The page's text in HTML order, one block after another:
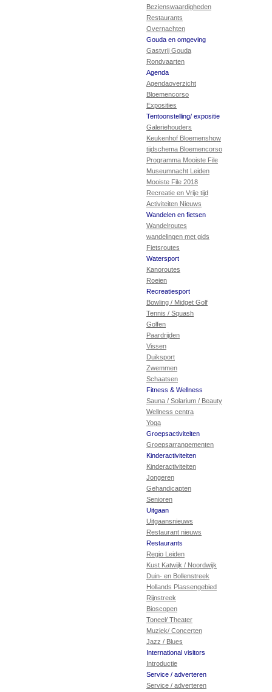
Bezienswaardigheden
Restaurants
Overnachten
Gouda en omgeving
Gastvrij Gouda
Rondvaarten
Agenda
Agendaoverzicht
Bloemencorso
Exposities
Tentoonstelling/ expositie
Galeriehouders
Keukenhof Bloemenshow
tijdschema Bloemencorso
Programma Mooiste File
Museumnacht Leiden
Mooiste File 2018
Recreatie en Vrije tijd
Activiteiten Nieuws
Wandelen en fietsen
Wandelroutes
wandelingen met gids
Fietsroutes
Watersport
Kanoroutes
Roeien
Recreatiesport
Bowling / Midget Golf
Tennis / Squash
Golfen
Paardrijden
Vissen
Duiksport
Zwemmen
Schaatsen
Fitness & Wellness
Sauna / Solarium / Beauty
Wellness centra
Yoga
Groepsactiviteiten
Groepsarrangementen
Kinderactiviteiten
Kinderactiviteiten
Jongeren
Gehandicapten
Senioren
Uitgaan
Uitgaansnieuws
Restaurant nieuws
Restaurants
Regio Leiden
Kust Katwijk / Noordwijk
Duin- en Bollenstreek
Hollands Plassengebied
Rijnstreek
Bioscopen
Toneel/ Theater
Muziek/ Concerten
Jazz / Blues
International visitors
Introductie
Service / adverteren
Service / adverteren